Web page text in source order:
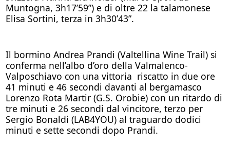
Muntogna, 3h17’59”) e di oltre 22 la talamonese
Elisa Sortini, terza in 3h30’43”.
Il bormino Andrea Prandi (Valtellina Wine Trail) si
conferma nell’albo d’oro della Valmalenco-
Valposchiavo con una vittoria riscatto in due ore
41 minuti e 46 secondi davanti al bergamasco
Lorenzo Rota Martir (G.S. Orobie) con un ritardo di
tre minuti e 26 secondi dal vincitore, terzo per
Sergio Bonaldi (LAB4YOU) al traguardo dodici
minuti e sette secondi dopo Prandi.